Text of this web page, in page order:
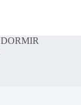
DORMIR